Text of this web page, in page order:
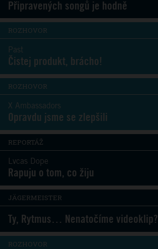
Připravených songů je hodně
ROZHOVOR
Past
Čistej produkt, brácho!
ROZHOVOR
X Ambassadors
Opravdu jsme se zlepšili
REPORTÁŽ
Lvcas Dope
Rapuju o tom, co žiju
JÄGERMEISTER
Ty, Rytmus… Nenatočíme videoklip?
ROZHOVOR